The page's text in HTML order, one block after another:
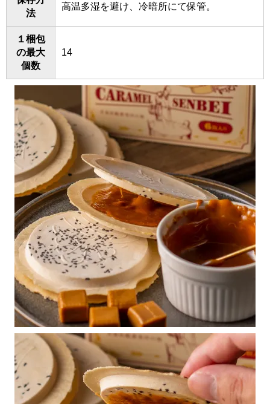
法
高温多湿を避け、冷暗所にて保管。
１梱包
の最大
個数
14